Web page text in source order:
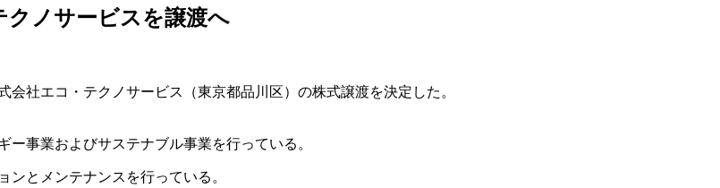
クノサービスを譲渡へ
社エコ・テクノサービス（東京都品川区）の株式譲渡を決定した。
事業およびサステナブル事業を行っている。
とメンテナンスを行っている。